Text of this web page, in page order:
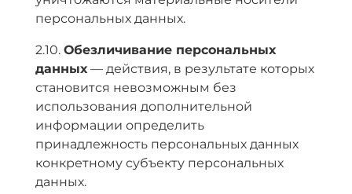
персональных данных.
2.10. Обезличивание персональных
данных— действия, в результате которых
становится невозможным без
использования дополнительной
информации определить
принадлежность персональных данных
конкретному субъекту персональных
данных.